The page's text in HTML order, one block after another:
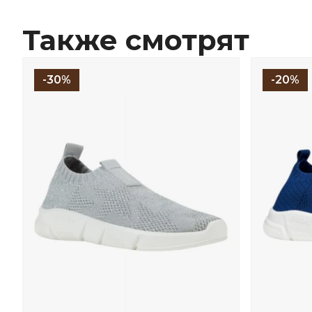
Также смотрят
-30% -20%